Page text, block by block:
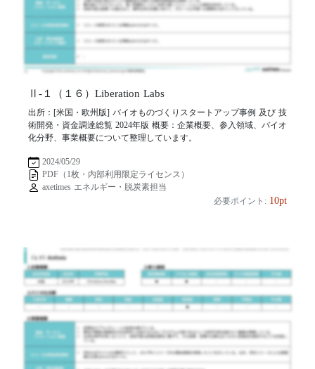
Ⅱ-１（１６）Liberation Labs
出所：[米国・欧州版] バイオものづくりスタートアップ事例 及び 技
術開発・資金調達総覧 2024年版 概要：企業概要、参入領域、バイオ
化分野、事業概要について整理しています。
2024/05/29
PDF（1枚・内部利用限定ライセンス）
axetimes エネルギー・脱炭素担当
必要ポイント: 10pt